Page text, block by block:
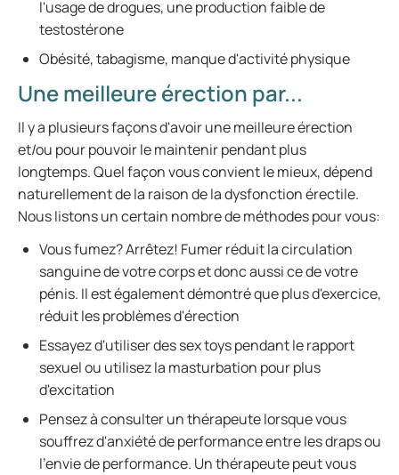
l'usage de drogues, une production faible de
testostérone
Obésité, tabagisme, manque d'activité physique
Une meilleure érection par...
Il y a plusieurs façons d'avoir une meilleure érection
et/ou pour pouvoir le maintenir pendant plus
longtemps. Quel façon vous convient le mieux, dépend
naturellement de la raison de la dysfonction érectile.
Nous listons un certain nombre de méthodes pour vous:
Vous fumez? Arrêtez! Fumer réduit la circulation
sanguine de votre corps et donc aussi ce de votre
pénis. Il est également démontré que plus d'exercice,
réduit les problèmes d'érection
Essayez d'utiliser des sex toys pendant le rapport
sexuel ou utilisez la masturbation pour plus
d'excitation
Pensez à consulter un thérapeute lorsque vous
souffrez d'anxiété de performance entre les draps ou
l'envie de performance. Un thérapeute peut vous